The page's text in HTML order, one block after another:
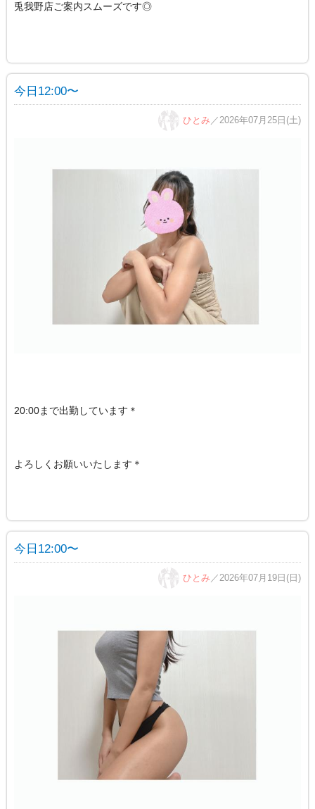
兎我野店ご案内スムーズです◎
今日12:00〜
ひとみ ／2026年07月25日(土)
20:00まで出勤しています＊
よろしくお願いいたします＊
今日12:00〜
ひとみ ／2026年07月19日(日)